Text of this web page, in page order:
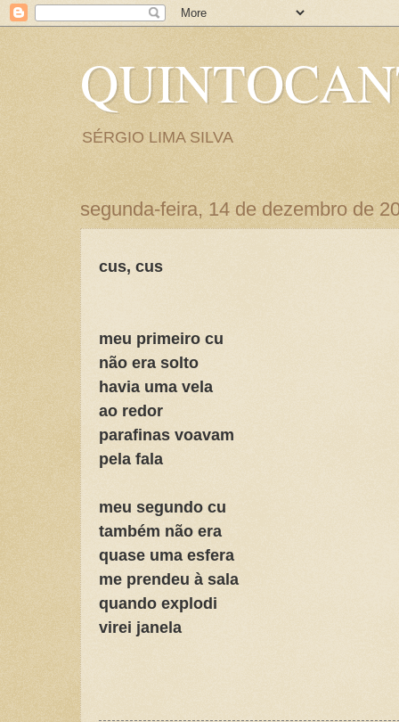
SÉRGIO LIMA SILVA
segunda-feira, 14 de dezembro de
cus, cus
meu primeiro cu
não era solto
havia uma vela
ao redor
parafinas voavam
pela fala
meu segundo cu
também não era
quase uma esfera
me prendeu à sala
quando explodi
virei janela